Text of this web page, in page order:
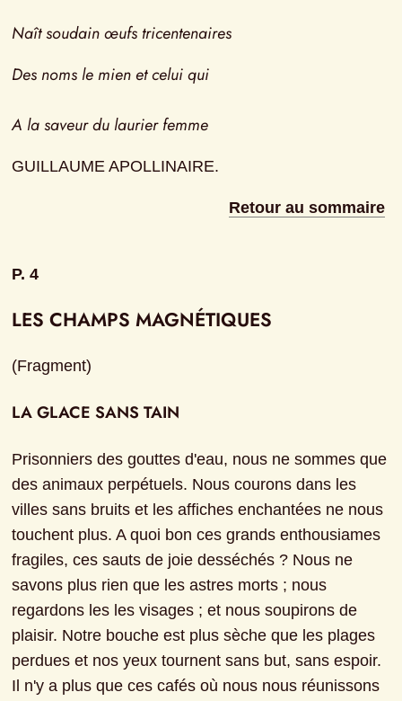
Naît soudain œufs tricentenaires
Des noms le mien et celui qui
A la saveur du laurier femme
GUILLAUME APOLLINAIRE.
Retour au sommaire
P. 4
LES CHAMPS MAGNÉTIQUES
(Fragment)
LA GLACE SANS TAIN
Prisonniers des gouttes d'eau, nous ne sommes que
des animaux perpétuels. Nous courons dans les
villes sans bruits et les affiches enchantées ne nous
touchent plus. A quoi bon ces grands enthousiames
fragiles, ces sauts de joie desséchés ? Nous ne
savons plus rien que les astres morts ; nous
regardons les les visages ; et nous soupirons de
plaisir. Notre bouche est plus sèche que les plages
perdues et nos yeux tournent sans but, sans espoir.
Il n'y a plus que ces cafés où nous nous réunissons